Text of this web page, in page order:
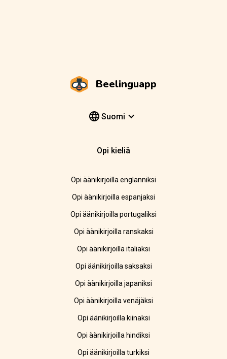
Beelinguapp
Suomi
Opi kieliä
Opi äänikirjoilla englanniksi
Opi äänikirjoilla espanjaksi
Opi äänikirjoilla portugaliksi
Opi äänikirjoilla ranskaksi
Opi äänikirjoilla italiaksi
Opi äänikirjoilla saksaksi
Opi äänikirjoilla japaniksi
Opi äänikirjoilla venäjäksi
Opi äänikirjoilla kiinaksi
Opi äänikirjoilla hindiksi
Opi äänikirjoilla turkiksi